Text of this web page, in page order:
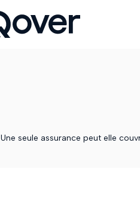
Une seule assurance peut elle